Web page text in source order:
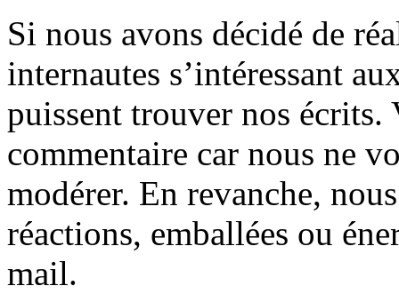
Si nous avons décidé de
internautes s’intéressant
puissent trouver nos écrits.
commentaire car nous ne
modérer. En revanche,
réactions, emballées ou
mail.